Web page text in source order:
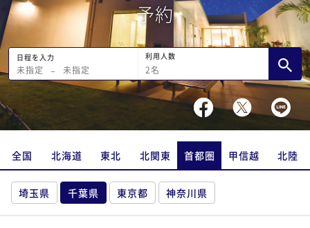
予約
日程を入力
未指定 − 未指定
利用人数
2名
全国 北海道 東北 北関東 首都圏 甲信越 北陸
埼玉県 千葉県 東京都 神奈川県